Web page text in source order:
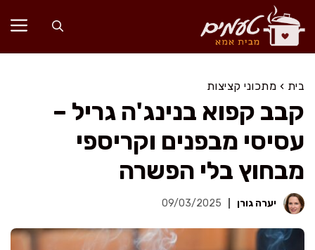
לדלג
לתוכן
בית › מתכוני קציצות
קבב קפוא בנינג'ה גריל –
עסיסי מבפנים וקריספי
מבחוץ בלי הפשרה
יערה גורן 09/03/2025